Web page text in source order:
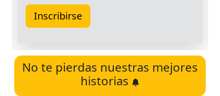
No te pierdas nuestras mejores
historias